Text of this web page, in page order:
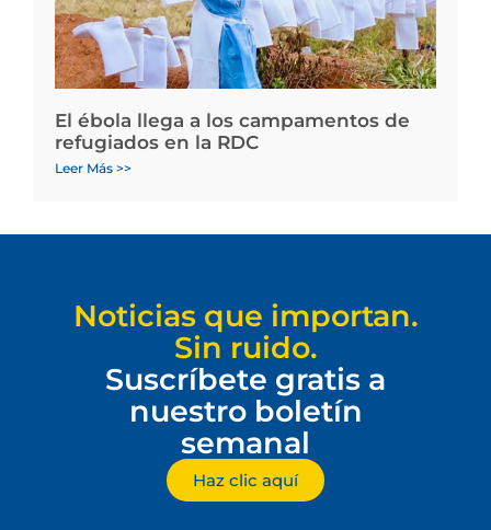
El ébola llega a los campamentos de
refugiados en la RDC
Leer Más >>
Noticias que importan.
Sin ruido.
Suscríbete gratis a
nuestro boletín
semanal
Haz clic aquí